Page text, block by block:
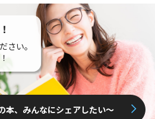
さい。
本、みんなにシェアしたい〜